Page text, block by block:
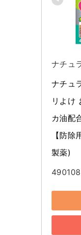
ナチュ
ナチュ
リよけ
カ油配
【防
製薬)